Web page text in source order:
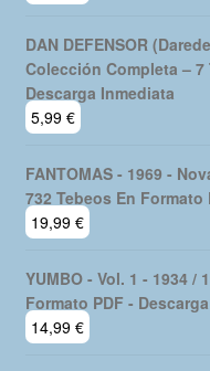
DAN DEFENSOR
Colección Completa – 7
Descarga Inmediata
5,99 €
FANTOMAS - 1969 -
732 Tebeos En
19,99 €
YUMBO - Vol. 1 - 1934 /
Formato PDF -
14,99 €